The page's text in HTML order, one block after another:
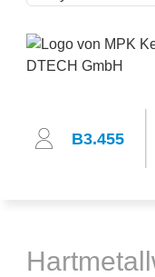
B3.455